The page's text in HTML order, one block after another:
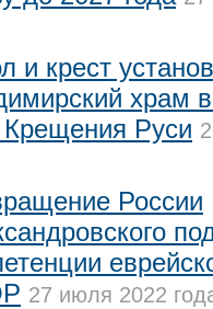
и крест
храм
Руси
России
27 июля 2022